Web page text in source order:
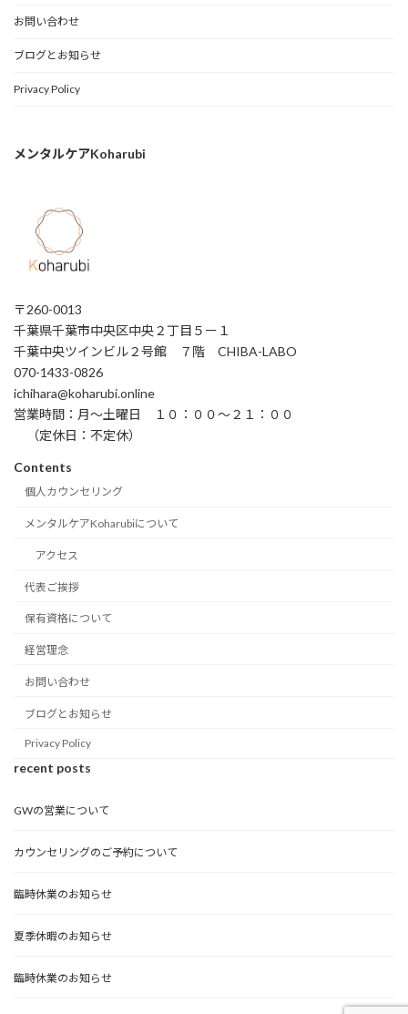
お問い合わせ
ブログとお知らせ
Privacy Policy
メンタルケアKoharubi
〒260-0013
千葉県千葉市中央区中央２丁目５ー１
千葉中央ツインビル２号館 ７階 CHIBA-LABO
070-1433-0826
ichihara@koharubi.online
営業時間：月〜土曜日 １０：００〜２１：００
（定休日：不定休）
Contents
個人カウンセリング
メンタルケアKoharubiについて
アクセス
代表ご挨拶
保有資格について
経営理念
お問い合わせ
ブログとお知らせ
Privacy Policy
recent posts
GWの営業について
カウンセリングのご予約について
臨時休業のお知らせ
夏季休暇のお知らせ
臨時休業のお知らせ